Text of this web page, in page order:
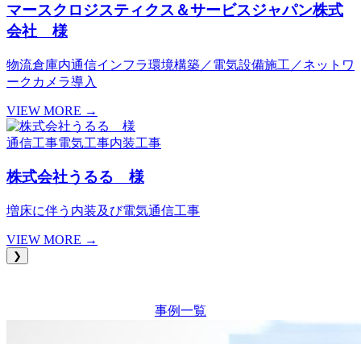
マースクロジスティクス＆サービスジャパン株式
会社 様
物流倉庫内通信インフラ環境構築／電気設備施工／ネットワ
ークカメラ導入
VIEW MORE →
通信工事電気工事内装工事
株式会社うるる 様
増床に伴う内装及び電気通信工事
VIEW MORE →
❯
事例一覧